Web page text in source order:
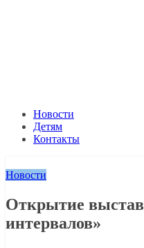
Новости
Детям
Контакты
Новости
Открытие
интервалов»